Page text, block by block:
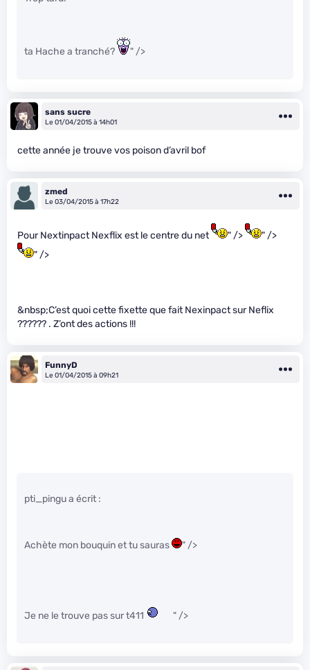
ta Hache a tranché? " />
sans sucre
Le 01/04/2015 à 14h01
cette année je trouve vos poison d’avril bof
zmed
Le 03/04/2015 à 17h22
Pour Nextinpact Nexflix est le centre du net " />
" />
" />
&nbsp;C’est quoi cette fixette que fait Nexinpact sur Neflix
?????? . Z’ont des actions !!!
FunnyD
Le 01/04/2015 à 09h21
pti_pingu a écrit :
Achète mon bouquin et tu sauras " />
Je ne le trouve pas sur t411 " />